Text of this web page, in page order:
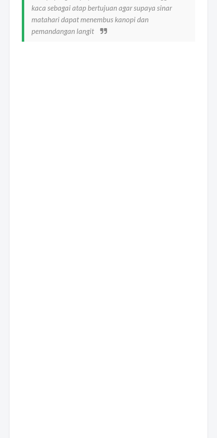
kaca sebagai atap bertujuan agar supaya sinar
matahari dapat menembus kanopi dan
pemandangan langit